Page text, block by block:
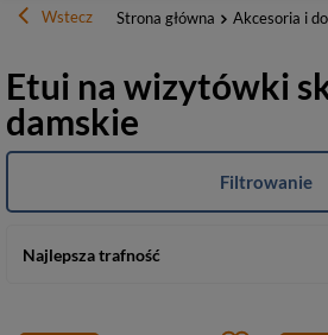
Wstecz Strona główna Akcesoria i
Etui na wizytówki
damskie
Najlepsza trafność
Filtrowanie